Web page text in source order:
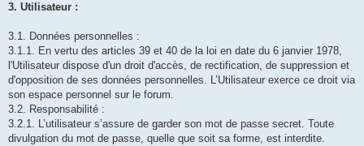
3. Utilisateur :
3.1. Données personnelles :
3.1.1. En vertu des articles 39 et 40 de la loi en date du 6 janvier 1978,
l'Utilisateur dispose d'un droit d'accès, de rectification, de suppression et
d'opposition de ses données personnelles. L’Utilisateur exerce ce droit via
son espace personnel sur le forum.
3.2. Responsabilité :
3.2.1. L’utilisateur s’assure de garder son mot de passe secret. Toute
divulgation du mot de passe, quelle que soit sa forme, est interdite.